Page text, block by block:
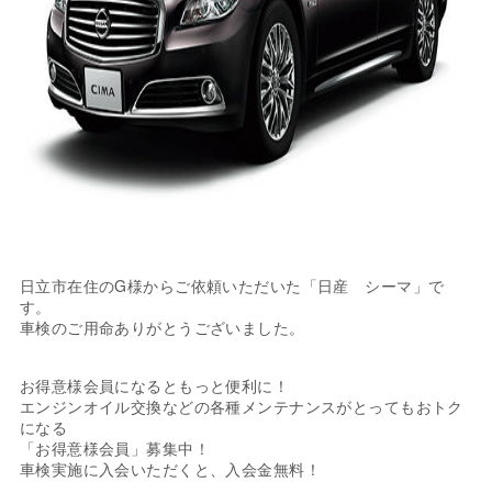
日立市在住のG様からご依頼いただいた「日産 シーマ」で
す。
車検のご用命ありがとうございました。
お得意様会員になるともっと便利に！
エンジンオイル交換などの各種メンテナンスがとってもおトク
になる
「お得意様会員」募集中！
車検実施に入会いただくと、入会金無料！